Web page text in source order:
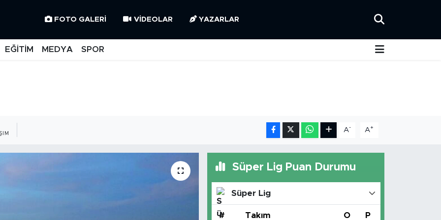
FOTO GALERI VIDEOLAR YAZARLAR
EĞİTİM MEDYA SPOR
A- A+
Süper Lig Puan Durumu
Süper Lig
# Takım O P